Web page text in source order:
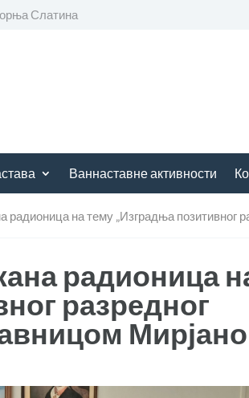
Слатина
Ваннаставне активности
радионица на тему „Изградња
радионица
разредног